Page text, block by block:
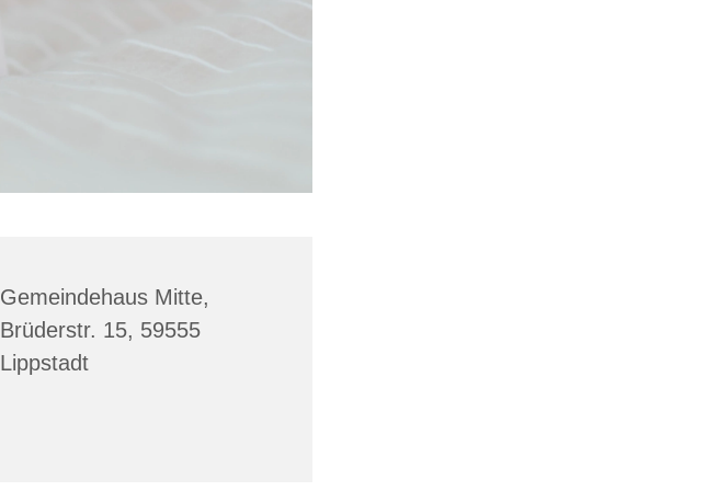
Gemeindehaus Mitte,
Brüderstr. 15, 59555
Lippstadt